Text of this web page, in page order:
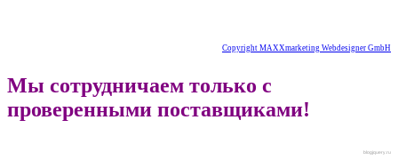
Copyright MAXXmarketing Webdesigner GmbH
Мы сотрудничаем только с
проверенными поставщиками!
blogjquery.ru